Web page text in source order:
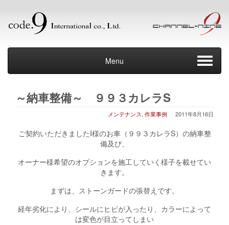
Menu
～納車整備～ ９９３カレラS
2011年8月16日
メンテナンス, 作業事例
ご契約いただきましたI様のお車（９９３カレラS）の納車整
備及び、
オーナー様希望のオプションを施工していく様子を載せてい
きます。
まずは、ストーンガードの張替えです。
経年劣化により、シールにヒビが入ったり、カラーによって
は変色が目立ってしまい